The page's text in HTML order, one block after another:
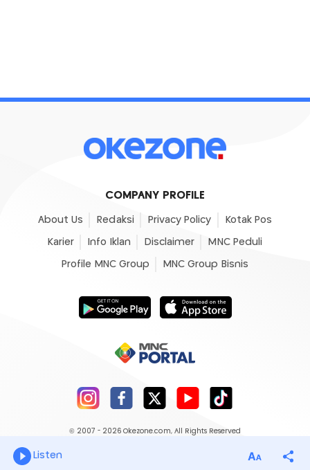
COMPANY PROFILE
About Us Redaksi Privacy Policy Kotak Pos
Karier Info Iklan Disclaimer MNC Peduli
Profile MNC Group MNC Group Bisnis
© 2007 - 2026 Okezone.com, All Rights Reserved
Listen